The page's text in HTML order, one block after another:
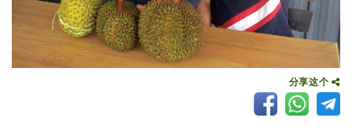
分享这个